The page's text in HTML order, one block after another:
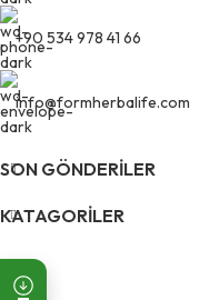
+90 534 978 41 66
info@formherbalife.com
SON GÖNDERILER
KATAGORILER